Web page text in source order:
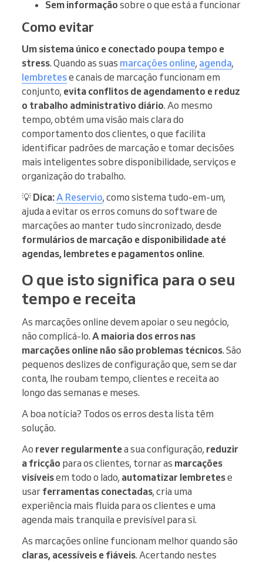
Sem informação sobre o que está a funcionar
Como evitar
Um sistema único e conectado poupa tempo e
stress. Quando as suas marcações online, agenda,
lembretese canais de marcação funcionam em
conjunto, evita conflitos de agendamento e reduz
o trabalho administrativo diário. Ao mesmo
tempo, obtém uma visão mais clara do
comportamento dos clientes, o que facilita
identificar padrões de marcação e tomar decisões
mais inteligentes sobre disponibilidade, serviços e
organização do trabalho.
💡 Dica:A Reservio, como sistema tudo-em-um,
ajuda a evitar os erros comuns do software de
marcações ao manter tudo sincronizado, desde
formulários de marcação e disponibilidade até
agendas, lembretes e pagamentos online.
O que isto significa para o seu
tempo e receita
As marcações online devem apoiar o seu negócio,
não complicá-lo. A maioria dos erros nas
marcações online não são problemas técnicos. São
pequenos deslizes de configuração que, sem se dar
conta, lhe roubam tempo, clientes e receita ao
longo das semanas e meses.
A boa notícia? Todos os erros desta lista têm
solução.
Ao rever regularmentea sua configuração, reduzir
a fricção para os clientes, tornar as marcações
visíveisem todo o lado, automatizar lembretese
usar ferramentas conectadas, cria uma
experiência mais fluida para os clientes e uma
agenda mais tranquila e previsível para si.
As marcações online funcionam melhor quando são
claras, acessíveis e fiáveis. Acertando nestes